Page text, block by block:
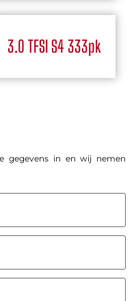
3.0 TFSI S4 333pk
gegevens in en wij nemen